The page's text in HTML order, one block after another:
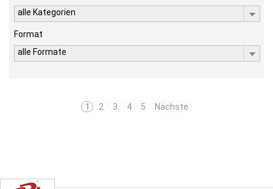
alle Kategorien
Format
alle Formate
1 2 3 4 5 Nächste